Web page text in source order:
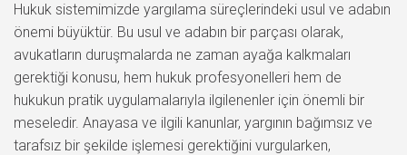
Hukuk sistemimizde yargılama süreçlerindeki usul ve adabın
önemi büyüktür. Bu usul ve adabın bir parçası olarak,
avukatların duruşmalarda ne zaman ayağa kalkmaları
gerektiği konusu, hem hukuk profesyonelleri hem de
hukukun pratik uygulamalarıyla ilgilenenler için önemli bir
meseledir. Anayasa ve ilgili kanunlar, yargının bağımsız ve
tarafsız bir şekilde işlemesi gerektiğini vurgularken,